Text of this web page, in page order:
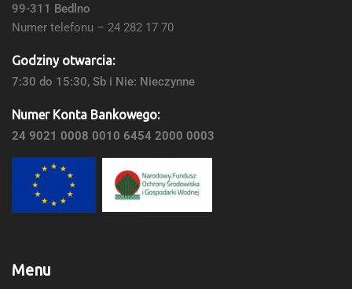
99-311 Bedlno
Numer telefonu – 24 282 17 70
Godziny otwarcia:
7:30 do 15:30, Sb i Nie: Nieczynne
Numer Konta Bankowego:
24 9021 0008 0010 6454 2000 0003
Menu